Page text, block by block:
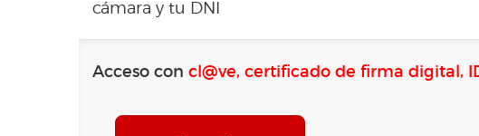
cámara y tu DNI
Acceso con cl@ve, certificado de firma digital,